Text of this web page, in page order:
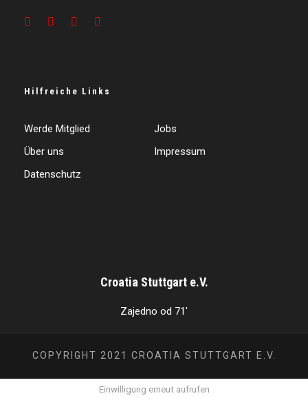
Hilfreiche Links
Werde Mitglied
Jobs
Über uns
Impressum
Datenschutz
Croatia Stuttgart e.V.
Zajedno od 71'
COPYRIGHT 2021 CROATIA STUTTGART E.V.
Einwilligung erneut aufrufen